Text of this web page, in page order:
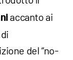
accanto ai
del “no-